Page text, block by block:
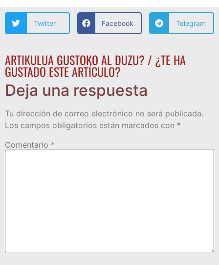
Twitter Facebook Telegram
ARTIKULUA GUSTOKO AL DUZU? / ¿TE HA
GUSTADO ESTE ARTÍCULO?
Deja una respuesta
Tu dirección de correo electrónico no será publicada.
Los campos obligatorios están marcados con *
Comentario *